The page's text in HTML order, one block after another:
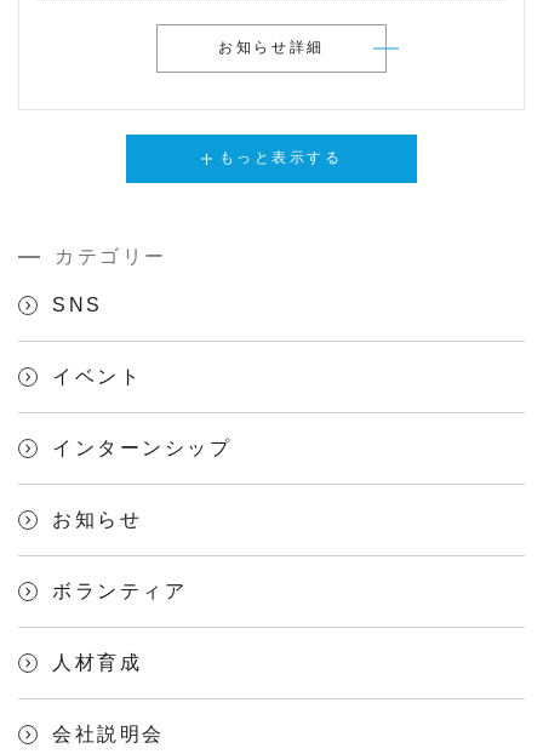
お知らせ詳細
もっと表示する
カテゴリー
SNS
イベント
インターンシップ
お知らせ
ボランティア
人材育成
会社説明会